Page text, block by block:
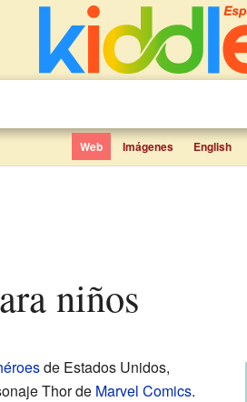
Web Imágenes English
niños
de Estados Unidos,
Thor de Marvel Comics.